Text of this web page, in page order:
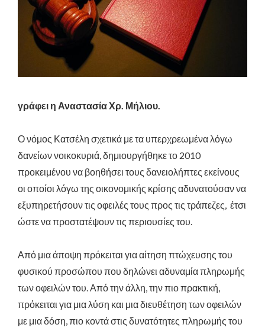
γράφει η Αναστασία Χρ. Μήλιου.
Ο νόμος Κατσέλη σχετικά με τα υπερχρεωμένα λόγω
δανείων νοικοκυριά, δημιουργήθηκε το 2010
προκειμένου να βοηθήσει τους δανειολήπτες εκείνους
οι οποίοι λόγω της οικονομικής κρίσης αδυνατούσαν να
εξυπηρετήσουν τις οφειλές τους προς τις τράπεζες, έτσι
ώστε να προστατέψουν τις περιουσίες του.
Από μια άποψη πρόκειται για αίτηση πτώχευσης του
φυσικού προσώπου που δηλώνει αδυναμία πληρωμής
των οφειλών του. Από την άλλη, την πιο πρακτική,
πρόκειται για μια λύση και μια διευθέτηση των οφειλών
με μια δόση, πιο κοντά στις δυνατότητες πληρωμής του